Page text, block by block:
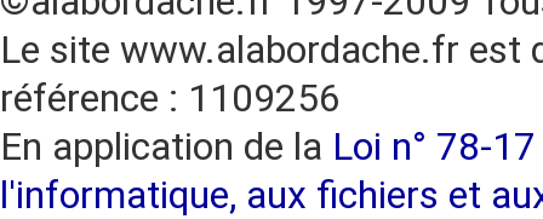
Le site www.alabordache.fr est
référence : 1109256
En application de la Loi n° 78-
l'informatique, aux fichiers et